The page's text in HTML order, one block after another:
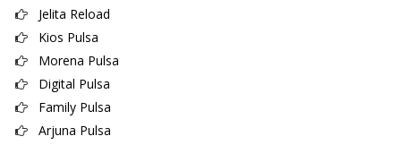
Jelita Reload
Kios Pulsa
Morena Pulsa
Digital Pulsa
Family Pulsa
Arjuna Pulsa